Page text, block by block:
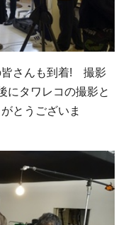
皆さんも到着! 撮影
にタワレコの撮影と
とうございま